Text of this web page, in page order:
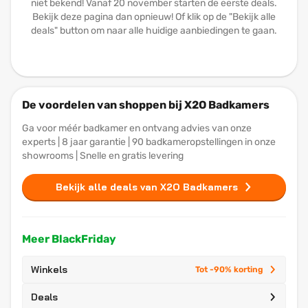
niet bekend! Vanaf 20 november starten de eerste deals.
Bekijk deze pagina dan opnieuw! Of klik op de "Bekijk alle
deals" button om naar alle huidige aanbiedingen te gaan.
De voordelen van shoppen bij X2O Badkamers
Ga voor méér badkamer en ontvang advies van onze
experts | 8 jaar garantie | 90 badkameropstellingen in onze
showrooms | Snelle en gratis levering
Bekijk alle deals van X2O Badkamers
Meer BlackFriday
Winkels Tot -90% korting
Deals